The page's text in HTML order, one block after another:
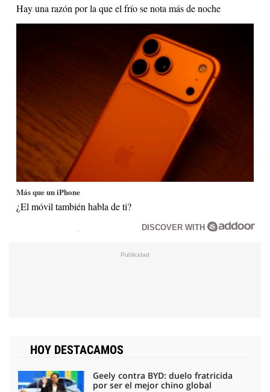
Hay una razón por la que el frío se nota más de noche
Más que un iPhone
¿El móvil también habla de ti?
DISCOVER WITH
HOY DESTACAMOS
Geely contra BYD: duelo fratricida
por ser el mejor chino global